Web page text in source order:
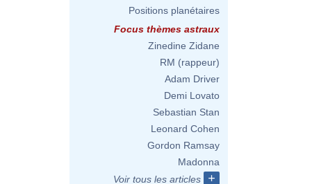
Positions planétaires
Focus thèmes astraux
Zinedine Zidane
RM (rappeur)
Adam Driver
Demi Lovato
Sebastian Stan
Leonard Cohen
Gordon Ramsay
Madonna
Voir tous les articles
+